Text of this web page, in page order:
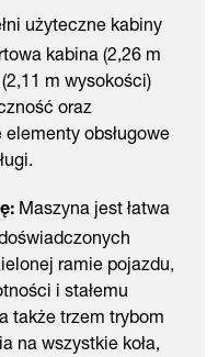
użyteczne kabiny
kabina (2,26 m
m wysokości)
oraz
obsługowe
Maszyna jest łatwa
ramie pojazdu,
i stałemu
także trzem trybom
na wszystkie koła,